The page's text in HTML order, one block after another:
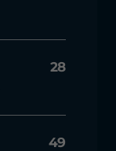
28
49